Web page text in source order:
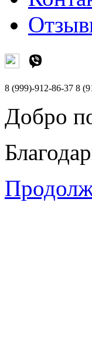
8 (999)-912-86-37 8
Добро